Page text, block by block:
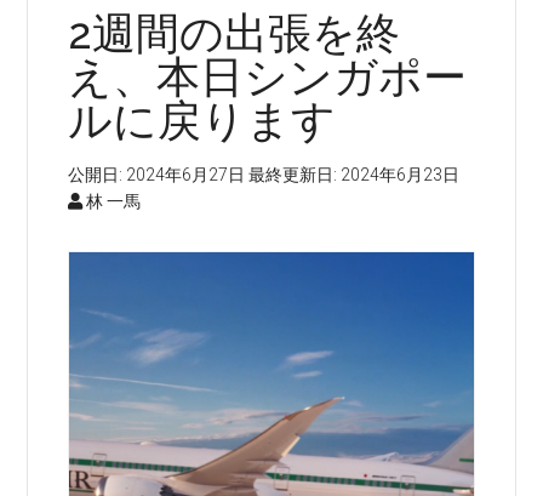
2週間の出張を終
え、本日シンガポー
ルに戻ります
公開日: 2024年6月27日 最終更新日: 2024年6月23日
林 一馬